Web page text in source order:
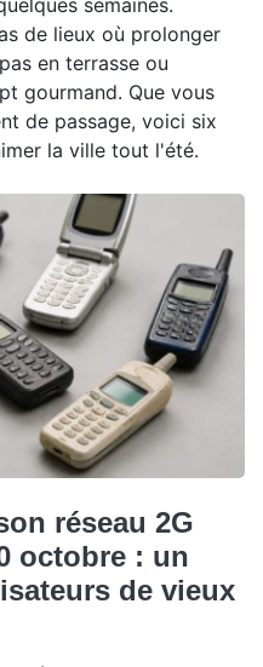
semaines.
de lieux où prolonger
en terrasse ou
gourmand. Que vous
de passage, voici six
la ville tout l'été.
réseau 2G
octobre : un
de vieux